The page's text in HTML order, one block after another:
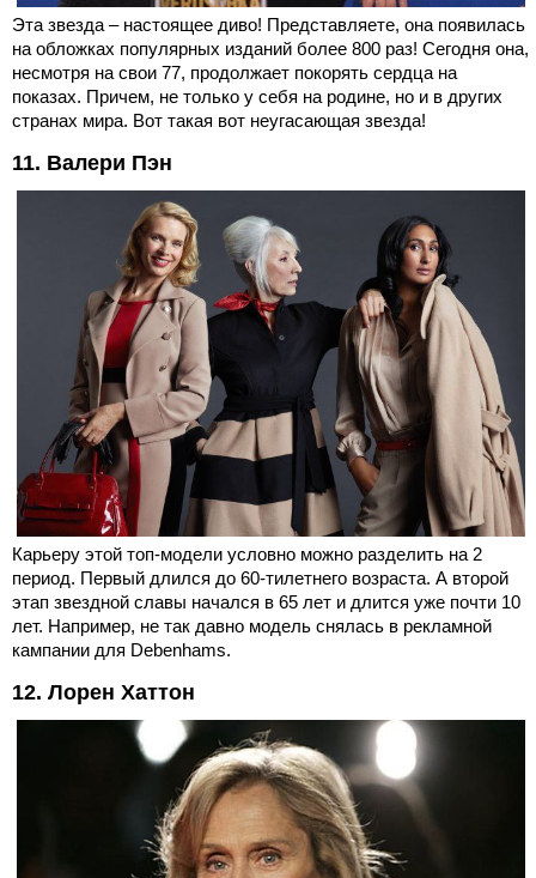
Эта звезда – настоящее диво! Представляете, она появилась
на обложках популярных изданий более 800 раз! Сегодня она,
несмотря на свои 77, продолжает покорять сердца на
показах. Причем, не только у себя на родине, но и в других
странах мира. Вот такая вот неугасающая звезда!
11. Валери Пэн
Карьеру этой топ-модели условно можно разделить на 2
период. Первый длился до 60-тилетнего возраста. А второй
этап звездной славы начался в 65 лет и длится уже почти 10
лет. Например, не так давно модель снялась в рекламной
кампании для Debenhams.
12. Лорен Хаттон